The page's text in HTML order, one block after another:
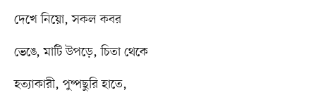
দেখে নিয়ো, সকল কবর
ভেঙে, মাটি উপড়ে, চিতা থেকে
হত্যাকারী, পুষ্পছুরি হাতে,